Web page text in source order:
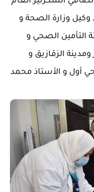
وزارة الصحة و
التأمين الصحي و
الزقازيق و
أول و الأستاذ محمد